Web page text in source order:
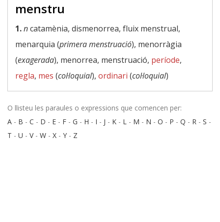
menstru
1.ncatamènia, dismenorrea, fluix menstrual,
menarquia (primera menstruació), menorràgia
(exagerada), menorrea, menstruació, període,
regla, mes (col·loquial), ordinari (col·loquial)
O llisteu les paraules o expressions que comencen per:
A - B - C - D - E - F - G - H - I - J - K - L - M - N - O - P - Q - R - S -
T - U - V- W - X - Y - Z